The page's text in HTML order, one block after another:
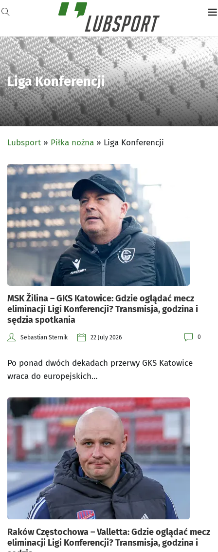
Liga Konferencji
Lubsport » Piłka nożna » Liga Konferencji
MSK Žilina – GKS Katowice: Gdzie oglądać mecz
eliminacji Ligi Konferencji? Transmisja, godzina i
sędzia spotkania
Sebastian Sternik 22 July 2026 0
Po ponad dwóch dekadach przerwy GKS Katowice
wraca do europejskich…
Raków Częstochowa – Valletta: Gdzie oglądać mecz
eliminacji Ligi Konferencji? Transmisja, godzina i